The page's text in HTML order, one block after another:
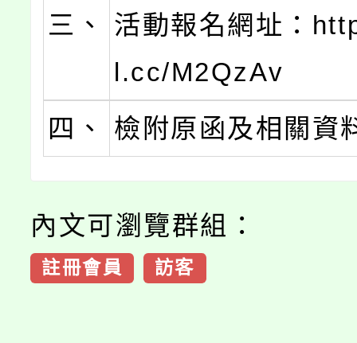
三、
活動報名網址：
l.cc/M2QzAv
四、
檢附原函及相關資
內文可瀏覽群組：
註冊會員 訪客